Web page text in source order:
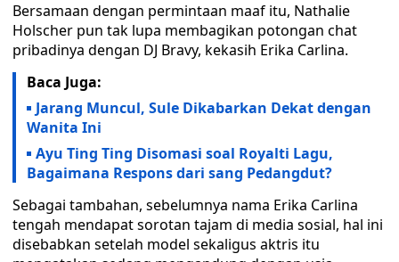
Bersamaan dengan permintaan maaf itu, Nathalie
Holscher pun tak lupa membagikan potongan chat
pribadinya dengan DJ Bravy, kekasih Erika Carlina.
Baca Juga:
Jarang Muncul, Sule Dikabarkan Dekat dengan
Wanita Ini
Ayu Ting Ting Disomasi soal Royalti Lagu,
Bagaimana Respons dari sang Pedangdut?
Sebagai tambahan, sebelumnya nama Erika Carlina
tengah mendapat sorotan tajam di media sosial, hal ini
disebabkan setelah model sekaligus aktris itu